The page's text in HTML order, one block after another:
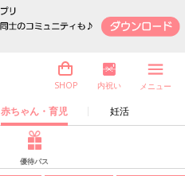
赤ちゃん・育児 妊活
SHOP 内祝い メニュー
優待パス